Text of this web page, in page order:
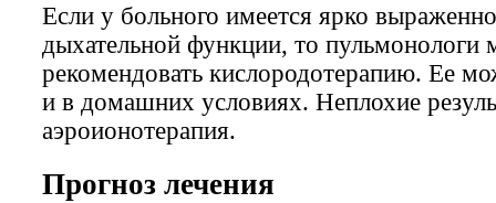
Если у больного имеется ярко
дыхательной функции, то пульмонологи
рекомендовать кислородотерапию. Ее
и в домашних условиях. Неплохие
аэроионотерапия.
Прогноз лечения